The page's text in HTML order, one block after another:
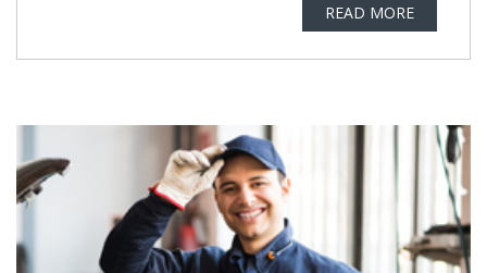
READ MORE